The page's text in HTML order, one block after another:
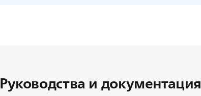
Руководства и документация